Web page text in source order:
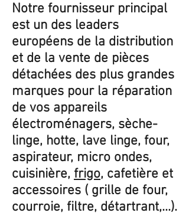
Notre fournisseur principal
est un des leaders
européens de la distribution
et de la vente de pièces
détachées des plus grandes
marques pour la réparation
de vos appareils
électroménagers, sèche-
linge, hotte, lave linge, four,
aspirateur, micro ondes,
cuisinière, frigo, cafetière et
accessoires ( grille de four,
courroie, filtre, détartrant,...).